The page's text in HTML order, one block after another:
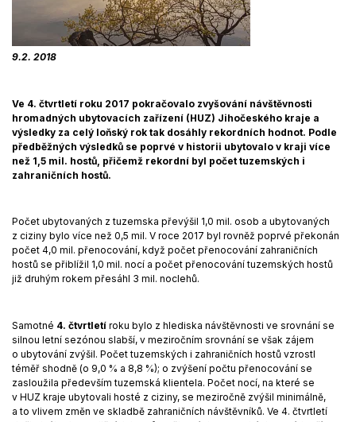
9.2. 2018
Ve 4. čtvrtletí roku 2017 pokračovalo zvyšování návštěvnosti
hromadných ubytovacích zařízení (HUZ) Jihočeského kraje a
výsledky za celý loňský rok tak dosáhly rekordních hodnot. Podle
předběžných výsledků se poprvé v historii ubytovalo v kraji více
než 1,5 mil. hostů, přičemž rekordní byl počet tuzemských i
zahraničních hostů.
Počet ubytovaných z tuzemska převýšil 1,0 mil. osob a ubytovaných
z ciziny bylo více než 0,5 mil. V roce 2017 byl rovněž poprvé překonán
počet 4,0 mil. přenocování, když počet přenocování zahraničních
hostů se přiblížil 1,0 mil. nocí a počet přenocování tuzemských hostů
již druhým rokem přesáhl 3 mil. noclehů.
Samotné 4. čtvrtletí roku bylo z hlediska návštěvnosti ve srovnání se
silnou letní sezónou slabší, v meziroč­ním srovnání se však zájem
o ubytování zvýšil. Počet tuzemských i zahraničních hostů vzrostl
téměř shodně (o 9,0 % a 8,8 %); o zvýšení počtu přenocování se
zasloužila především tuzemská klientela. Počet nocí, na které se
v HUZ kraje ubytovali hosté z ciziny, se meziročně zvýšil minimálně,
a to vlivem změn ve skladbě zahraničních návštěvníků. Ve 4. čtvrtletí